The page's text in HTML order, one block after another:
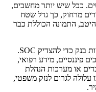
ככל שיש יותר מחשבים,
מרחוק, כך גדל שטח
התמונה הכוללת כבר
הסימן השני הוא מידע רגיש. לא חייבים להיות בנק כדי להצדיק SOC.
פיננסיים, מידע רפואי,
או מערכות הנהלת
לגרום לנזק משפטי,